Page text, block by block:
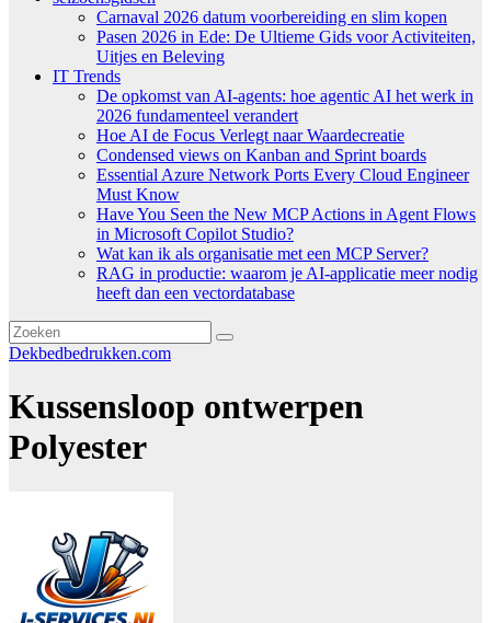
Carnaval 2026 datum voorbereiding en slim kopen
Pasen 2026 in Ede: De Ultieme Gids voor Activiteiten,
Uitjes en Beleving
IT Trends
De opkomst van AI-agents: hoe agentic AI het werk in
2026 fundamenteel verandert
Hoe AI de Focus Verlegt naar Waardecreatie
Condensed views on Kanban and Sprint boards
Essential Azure Network Ports Every Cloud Engineer
Must Know
Have You Seen the New MCP Actions in Agent Flows
in Microsoft Copilot Studio?
Wat kan ik als organisatie met een MCP Server?
RAG in productie: waarom je AI-applicatie meer nodig
heeft dan een vectordatabase
Dekbedbedrukken.com
Kussensloop ontwerpen
Polyester